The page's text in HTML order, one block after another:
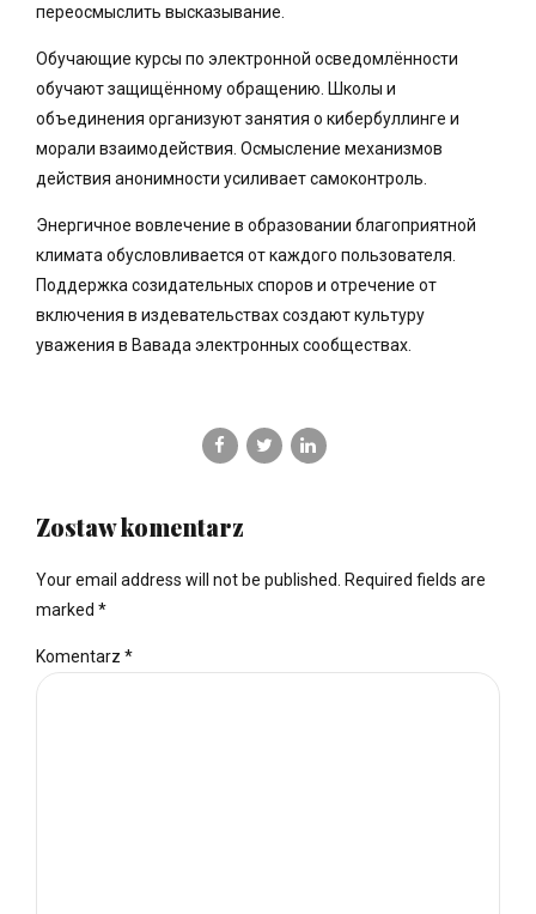
переосмыслить высказывание.
Обучающие курсы по электронной осведомлённости
обучают защищённому обращению. Школы и
объединения организуют занятия о кибербуллинге и
морали взаимодействия. Осмысление механизмов
действия анонимности усиливает самоконтроль.
Энергичное вовлечение в образовании благоприятной
климата обусловливается от каждого пользователя.
Поддержка созидательных споров и отречение от
включения в издевательствах создают культуру
уважения в Вавада электронных сообществах.
Zostaw komentarz
Your email address will not be published. Required fields are
marked *
Komentarz *